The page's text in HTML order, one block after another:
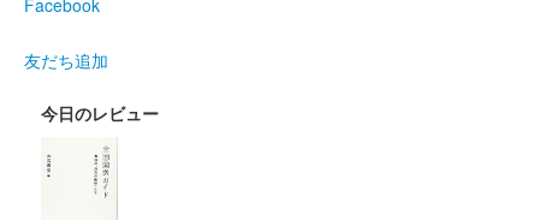
Facebook
友だち追加
今日のレビュー